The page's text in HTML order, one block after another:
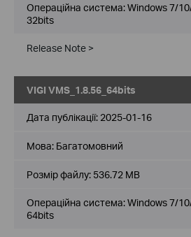
Операційна система: Windows 7/
32bits
Release Note >
VIGI VMS_1.8.56_64bits
Дата публікації: 2025-01-16
Мова: Багатомовний
Розмір файлу: 536.72 MB
Операційна система: Windows 7/
64bits